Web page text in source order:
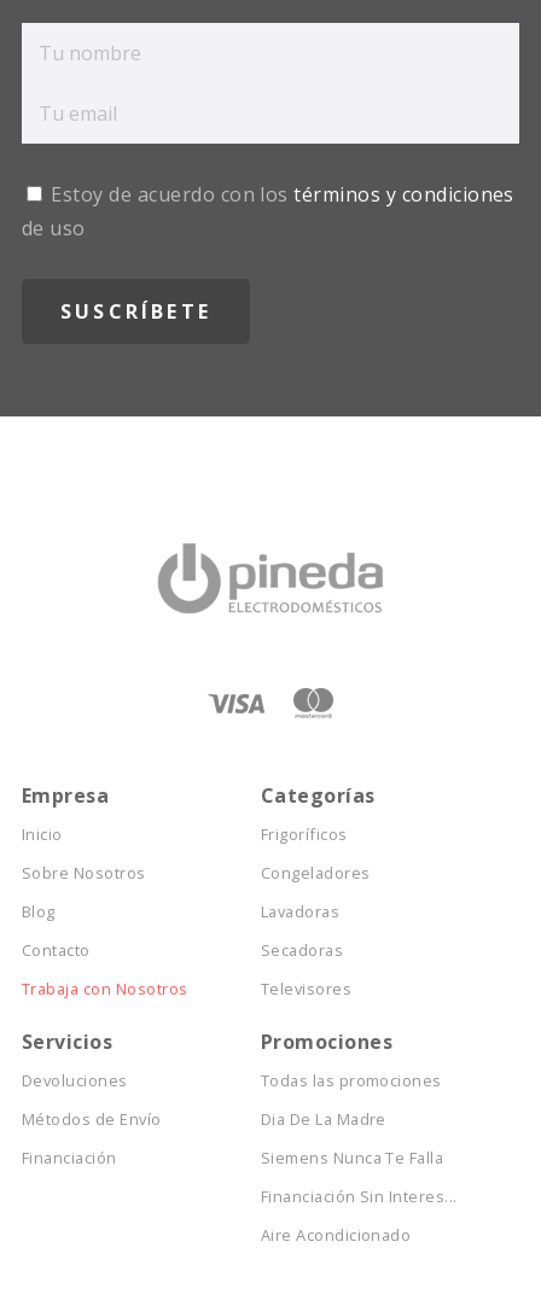
Estoy de acuerdo con lostérminos y condiciones
de uso
Empresa
Inicio
Sobre Nosotros
Blog
Contacto
Trabaja con Nosotros
Categorías
Frigoríficos
Congeladores
Lavadoras
Secadoras
Televisores
Servicios
Devoluciones
Métodos de Envío
Financiación
Promociones
Todas las promociones
Dia De La Madre
Siemens Nunca Te Falla
Financiación Sin Interes...
Aire Acondicionado